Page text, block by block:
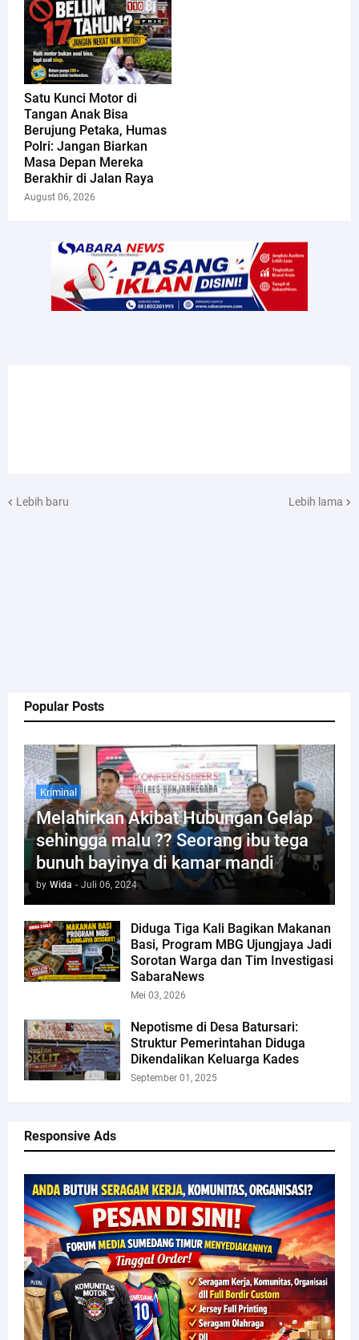
Popular Posts
Kriminal
Melahirkan Akibat Hubungan Gelap
sehingga malu ?? Seorang ibu tega
bunuh bayinya di kamar mandi
by Wida - Juli 06, 2024
Diduga Tiga Kali Bagikan Makanan
Basi, Program MBG Ujungjaya Jadi
Sorotan Warga dan Tim Investigasi
SabaraNews
Mei 03, 2026
Nepotisme di Desa Batursari:
Struktur Pemerintahan Diduga
Dikendalikan Keluarga Kades
September 01, 2025
Responsive Ads
Satu Kunci Motor di
Tangan Anak Bisa
Berujung Petaka, Humas
Polri: Jangan Biarkan
Masa Depan Mereka
Berakhir di Jalan Raya
August 06, 2026
Lebih baru Lebih lama